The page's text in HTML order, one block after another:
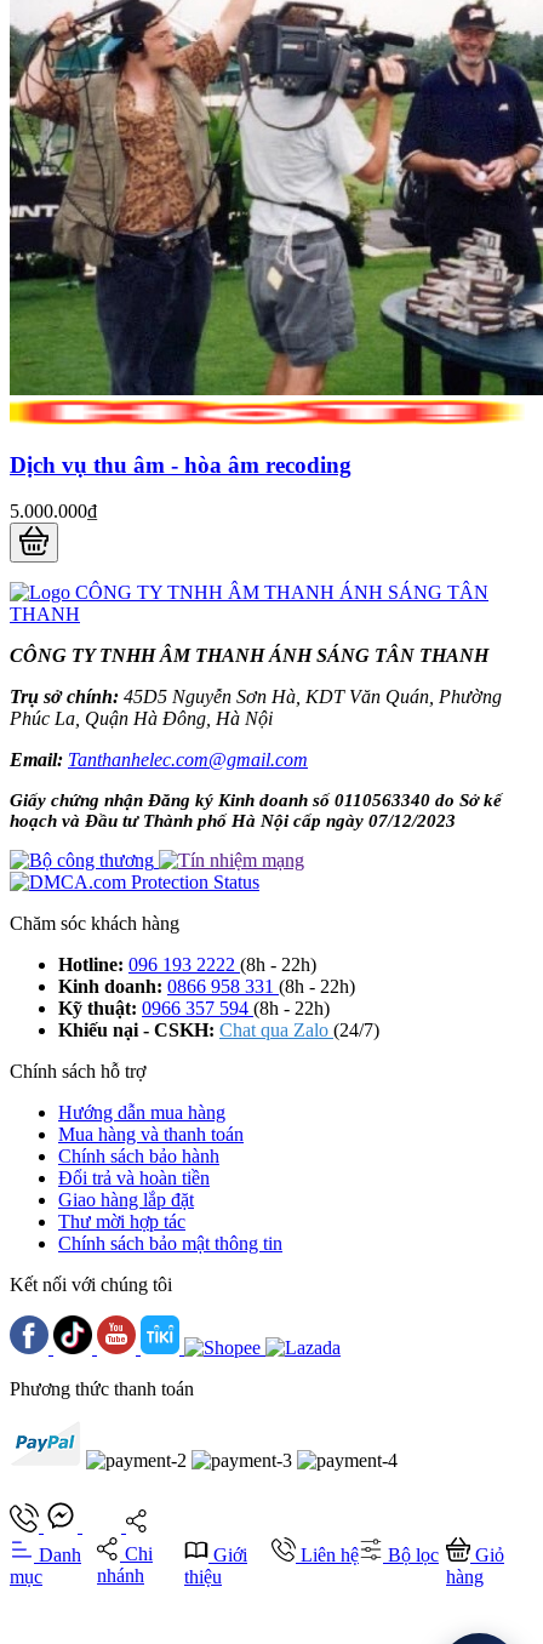
Dịch vụ thu âm - hòa âm recoding
5.000.000₫
CÔNG TY TNHH ÂM THANH ÁNH SÁNG TÂN THANH
Trụ sở chính: 45D5 Nguyễn Sơn Hà, KDT Văn Quán, Phường
Phúc La, Quận Hà Đông, Hà Nội
Email: Tanthanhelec.com@gmail.com
Giấy chứng nhận Đăng ký Kinh doanh số 0110563340 do Sở kế
hoạch và Đầu tư Thành phố Hà Nội cấp ngày 07/12/2023
Chăm sóc khách hàng
Hotline: 096 193 2222 (8h - 22h)
Kinh doanh: 0866 958 331 (8h - 22h)
Kỹ thuật: 0966 357 594 (8h - 22h)
Khiếu nại - CSKH: Chat qua Zalo (24/7)
Chính sách hỗ trợ
Hướng dẫn mua hàng
Mua hàng và thanh toán
Chính sách bảo hành
Đổi trả và hoàn tiền
Giao hàng lắp đặt
Thư mời hợp tác
Chính sách bảo mật thông tin
Kết nối với chúng tôi
Phương thức thanh toán
Danh
mục
Chi
nhánh
Giới
thiệu
Liên hệ Bộ lọc
Giỏ
hàng